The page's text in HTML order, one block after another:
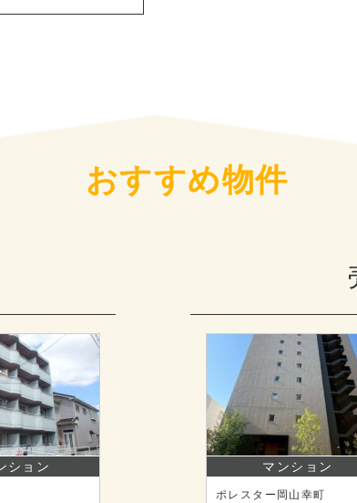
おすすめ物件
ション マンション
ポレスター岡山幸町